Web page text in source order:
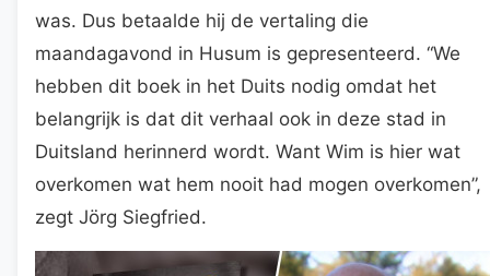
was. Dus betaalde hij de vertaling die
maandagavond in Husum is gepresenteerd. “We
hebben dit boek in het Duits nodig omdat het
belangrijk is dat dit verhaal ook in deze stad in
Duitsland herinnerd wordt. Want Wim is hier wat
overkomen wat hem nooit had mogen overkomen”,
zegt Jörg Siegfried.